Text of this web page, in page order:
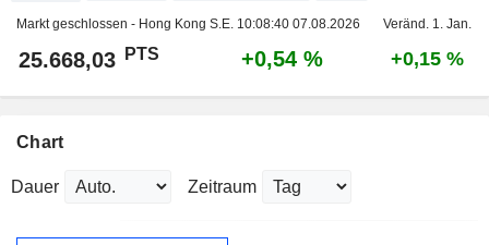
Markt geschlossen - Hong Kong S.E. 10:08:40 07.08.2026 Veränd. 1. Jan.
25.668,03 PTS +0,54 % +0,15 %
Chart
Dauer Zeitraum